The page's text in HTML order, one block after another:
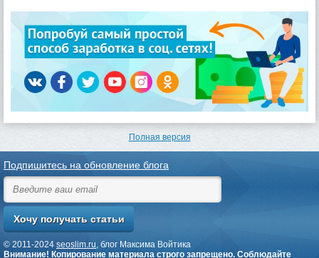
Полная версия
Подпишитесь на обновление блога
© 2011-2024 seoslim.ru, блог Максима Войтика
Внимание! Копирование материала строго запрещено. Соблюдайте